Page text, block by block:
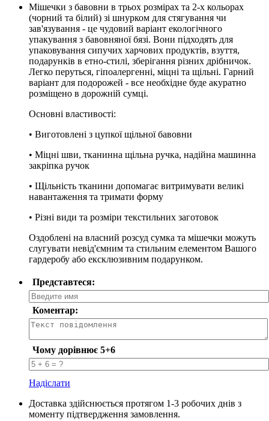
Мішечки з бавовни в трьох розмірах та 2-х кольорах
(чорний та білий) зі шнурком для стягування чи
зав'язування - це чудовий варіант екологічного
упакування з бавовняної бязі. Вони підходять для
упаковування сипучих харчових продуктів, взуття,
подарунків в етно-стилі, зберігання різних дрібничок.
Легко перуться, гіпоалергенні, міцні та щільні. Гарний
варіант для подорожей - все необхідне буде акуратно
розміщено в дорожній сумці.
Основні властивості:
• Виготовлені з цупкої щільної бавовни
• Міцні шви, тканинна щільна ручка, надійна машинна
закріпка ручок
• Щільність тканини допомагає витримувати великі
навантаження та тримати форму
• Різні види та розміри текстильних заготовок
Оздоблені на власний розсуд сумка та мішечки можуть
слугувати невід'ємним та стильним елементом Вашого
гардеробу або ексклюзивним подарунком.
Представтеся:
Коментар:
Чому дорівнює 5+6
Надіслати
Доставка здійснюється протягом 1-3 робочих днів з
моменту підтвердження замовлення.